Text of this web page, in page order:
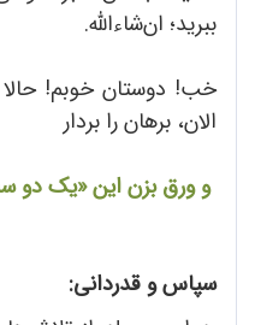
ببرید؛ ان‌شاء‌الله.
خب! دوستان خوبم!
الان، برهان را بردار
و ورق بزن این «یک دو
سپاس و قدردانی: